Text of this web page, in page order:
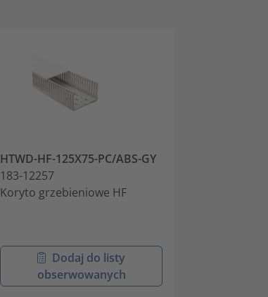
HTWD-HF-125X75-PC/ABS-GY
183-12257
Koryto grzebieniowe HF
Dodaj do listy
obserwowanych